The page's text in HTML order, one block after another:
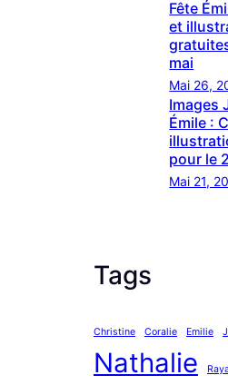
Fête
et
mai
Mai 26,
Images
Émile :
pour le
Mai 21,
Tags
Christine Coralie Emilie
Nathalie